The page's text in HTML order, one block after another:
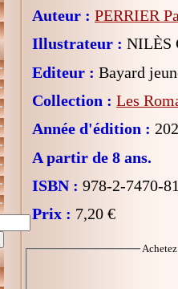
Auteur : PERRIER
Illustrateur : NILÈS
Editeur : Bayard
Collection : Les
Année d'édition :
A partir de 8 ans.
ISBN : 978-2-7470-
Prix : 7,20 €